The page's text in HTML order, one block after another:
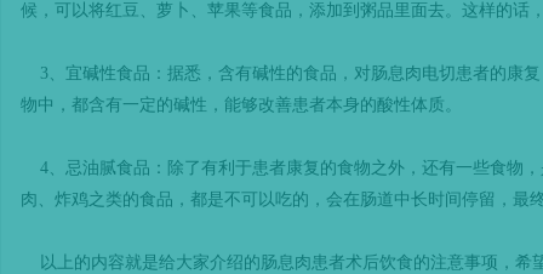
候，可以将红豆、萝卜、苹果等食品，添加到粥品里面去。这样的话
3、宜碱性食品：据悉，含有碱性的食品，对肠息肉电切患者的康
物中，都含有一定的碱性，能够改善患者本身的酸性体质。
4、忌油腻食品：除了有利于患者康复的食物之外，还有一些食物
肉、炸鸡之类的食品，都是不可以吃的，会在肠道中长时间停留，最
以上的内容就是给大家介绍的肠息肉患者术后饮食的注意事项，希